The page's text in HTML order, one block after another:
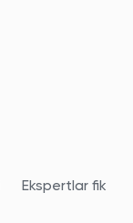
Ekspertlar fikri